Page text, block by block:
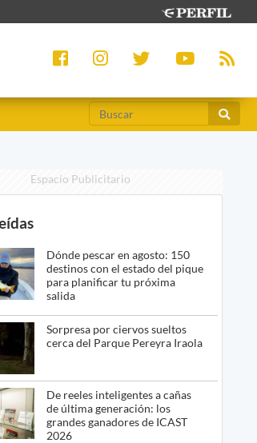
Espacio Publicitario
Dónde pescar en agosto: 150
destinos con el estado del pique
para planificar tu próxima
salida
Sorpresa por ciervos sueltos
cerca del Parque Pereyra Iraola
De reeles inteligentes a cañas
de última generación: los
grandes ganadores de ICAST
2026